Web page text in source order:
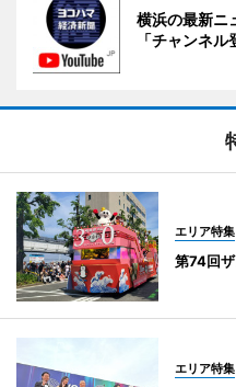
横浜の最新ニ
「チャンネ
エリア特集
第74回
エリア特集